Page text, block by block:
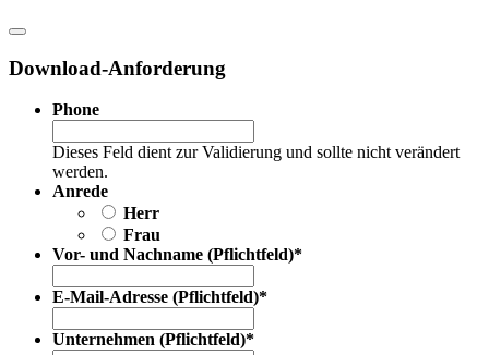
Download-Anforderung
Phone
Dieses Feld dient zur Validierung und sollte nicht verändert
werden.
Anrede
Herr
Frau
Vor- und Nachname (Pflichtfeld)*
E-Mail-Adresse (Pflichtfeld)*
Unternehmen (Pflichtfeld)*